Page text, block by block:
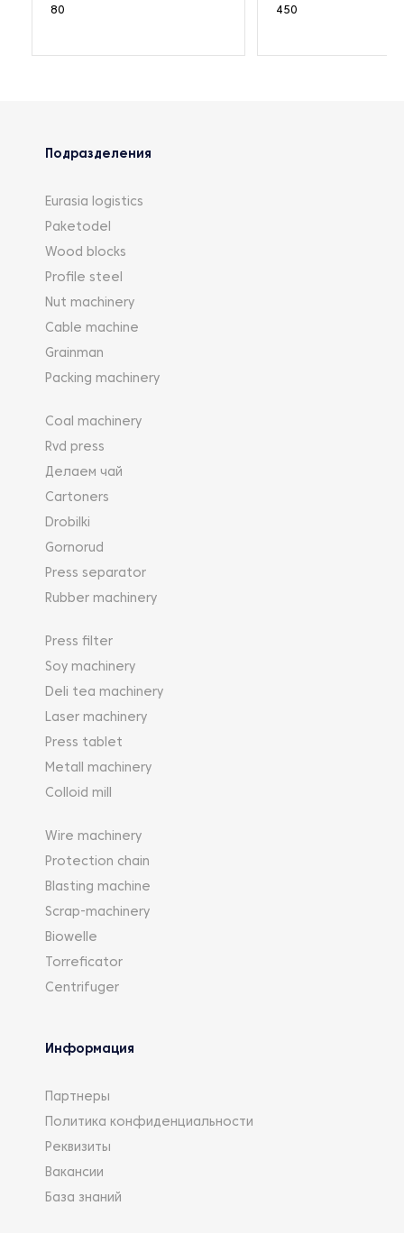
80
450
Подразделения
Eurasia logistics
Paketodel
Wood blocks
Profile steel
Nut machinery
Cable machine
Grainman
Packing machinery
Coal machinery
Rvd press
Делаем чай
Cartoners
Drobilki
Gornorud
Press separator
Rubber machinery
Press filter
Soy machinery
Deli tea machinery
Laser machinery
Press tablet
Metall machinery
Colloid mill
Wire machinery
Protection chain
Blasting machine
Scrap-machinery
Biowelle
Torreficator
Centrifuger
Информация
Партнеры
Политика конфиденциальности
Реквизиты
Вакансии
База знаний